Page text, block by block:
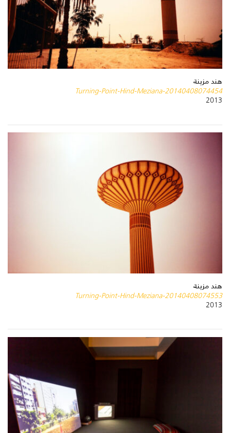
هند مزينة
Turning-Point-Hind-Meziana-20140408074454
2013
هند مزينة
Turning-Point-Hind-Meziana-20140408074553
2013